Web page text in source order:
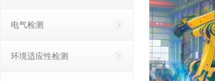
电气检测
环境适应性检测